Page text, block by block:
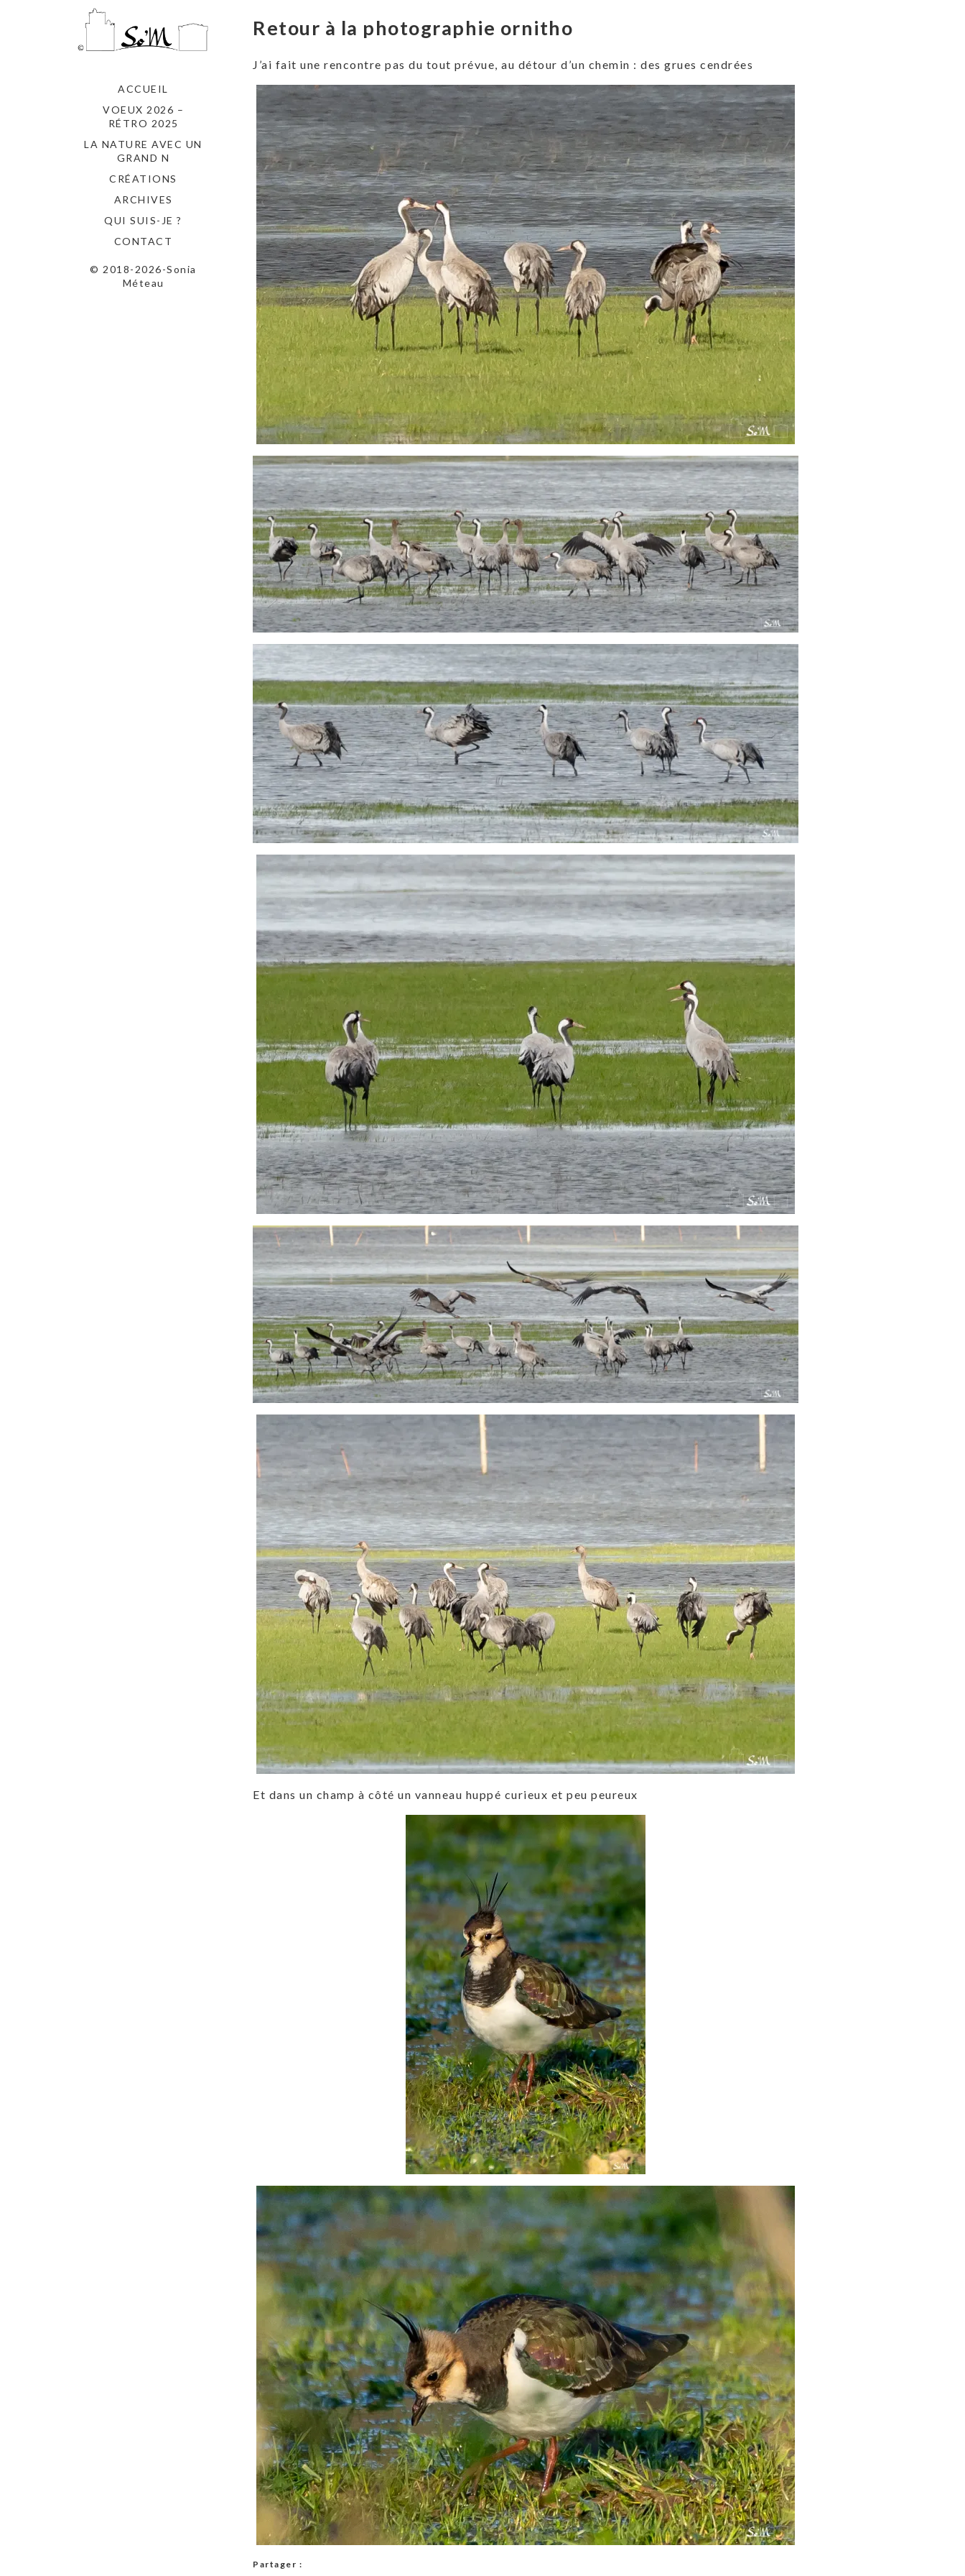
ACCUEIL
VOEUX 2026 –
RÉTRO 2025
LA NATURE AVEC UN
GRAND N
CRÉATIONS
ARCHIVES
QUI SUIS-JE ?
CONTACT
© 2018-2026-Sonia
Méteau
Retour à la photographie ornitho
J’ai fait une rencontre pas du tout prévue, au détour d’un chemin : des grues cendrées
Et dans un champ à côté un vanneau huppé curieux et peu peureux
Partager :